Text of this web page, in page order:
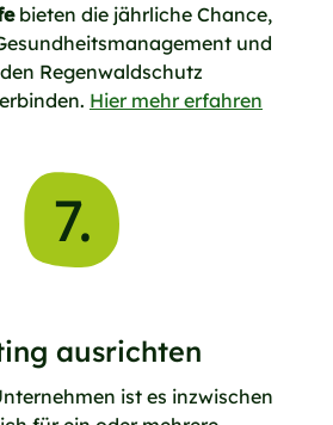
bieten die jährliche Chance,
und
Regenwaldschutz
Hier mehr erfahren
7.
ausrichten
ist es inzwischen